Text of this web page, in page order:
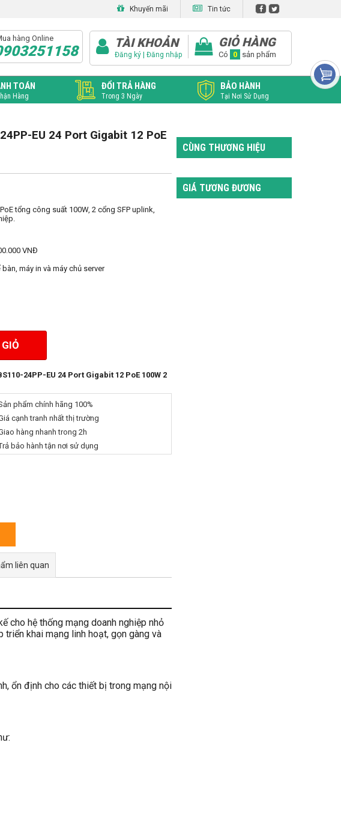
Khuyến mãi Tin tức
hàng Online TÀI KHOẢN
Đăng ký | Đăng nhập
GIỎ HÀNG
Có 0 sản phẩm
TOÁN
Hàng
ĐỔI TRẢ HÀNG
Trong 3 Ngày
BẢO HÀNH
Tại Nơi Sử Dụng
EU 24 Port Gigabit 12 PoE
tổng công suất 100W, 2 cổng SFP uplink,
VNĐ
máy in và máy chủ server
24PP-EU 24 Port Gigabit 12 PoE 100W 2
phẩm chính hãng 100%
cạnh tranh nhất thị trường
hàng nhanh trong 2h
bảo hành tận nơi sử dụng
liên quan
cho hệ thống mạng doanh nghiệp nhỏ
khai mạng linh hoạt, gọn gàng và
ổn định cho các thiết bị trong mạng nội
CÙNG THƯƠNG HIỆU
GIÁ TƯƠNG ĐƯƠNG